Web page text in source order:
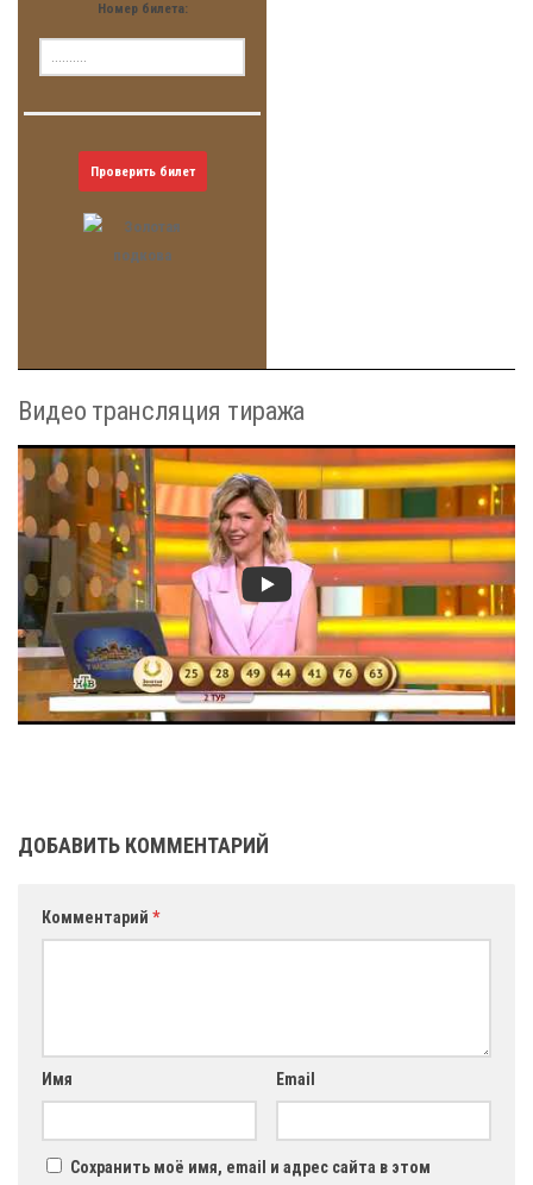
Номер билета:
Проверить билет
Видео трансляция тиража
ДОБАВИТЬ КОММЕНТАРИЙ
Комментарий *
Имя Email
Сохранить моё имя, email и адрес сайта в этом